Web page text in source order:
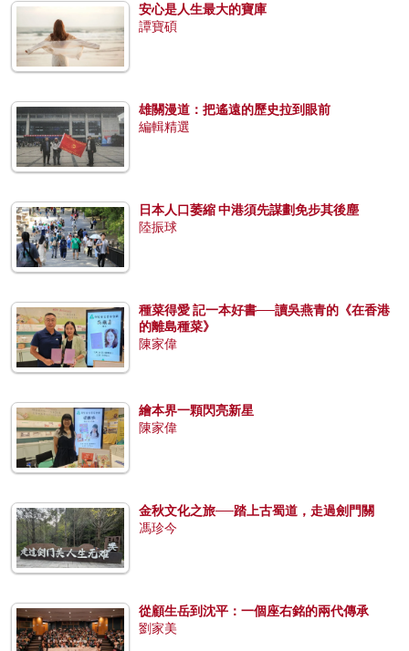
安心是人生最大的寶庫
譚寶碩
雄關漫道：把遙遠的歷史拉到眼前
編輯精選
日本人口萎縮 中港須先謀劃免步其後塵
陸振球
種菜得愛 記一本好書──讀吳燕青的《在香港
的離島種菜》
陳家偉
繪本界一顆閃亮新星
陳家偉
金秋文化之旅──踏上古蜀道，走過劍門關
馮珍今
從顧生岳到沈平：一個座右銘的兩代傳承
劉家美